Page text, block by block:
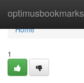
optimusbookmarks
Home
Home
1